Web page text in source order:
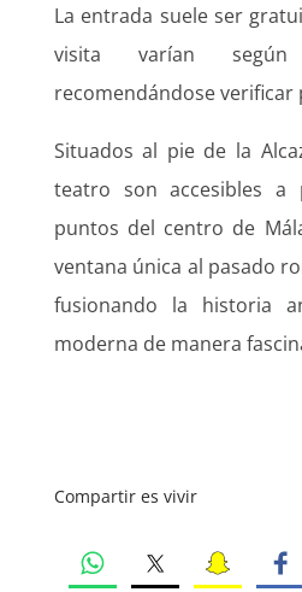
La entrada suele ser
visita varían
recomendándose verificar
Situados al pie de la
teatro son accesibles a
puntos del centro de
ventana única al pasado
fusionando la historia
moderna de manera
Compartir es vivir